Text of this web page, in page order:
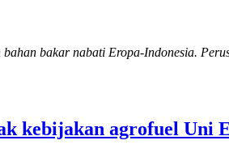
bakar nabati Eropa-Indonesia.
kebijakan agrofuel Uni